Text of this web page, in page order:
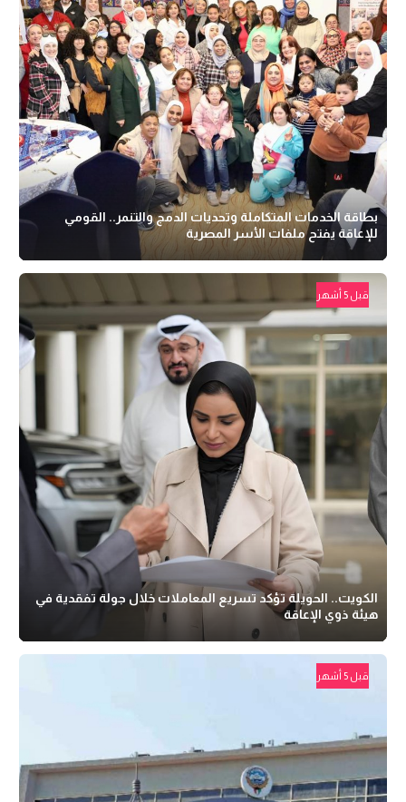
بطاقة الخدمات المتكاملة وتحديات الدمج والتنمر.. القومي
للإعاقة يفتح ملفات الأسر المصرية
قبل 5 أشهر
الكويت.. الحويلة تؤكد تسريع المعاملات خلال جولة تفقدية في
هيئة ذوي الإعاقة
قبل 5 أشهر